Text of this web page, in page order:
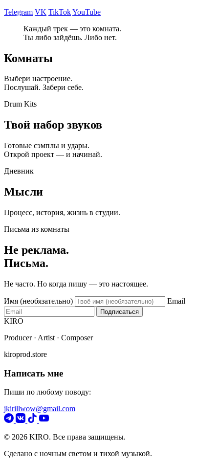
Telegram VK TikTokYouTube
Каждый трек — это комната.
Ты либо зайдёшь. Либо нет.
Комнаты
Выбери настроение.
Послушай. Забери себе.
Drum Kits
Твой набор звуков
Готовые сэмплы и удары.
Открой проект — и начинай.
Дневник
Мысли
Процесс, история, жизнь в студии.
Письма из комнаты
Не реклама.
Письма.
Не часто. Но когда пишу — это настоящее.
Имя (необязательно) Email
Подписаться
KIRO
Producer · Artist · Composer
kiroprod.store
Написать мне
Пиши по любому поводу:
jkirillwow@gmail.com
© 2026 KIRO. Все права защищены.
Сделано с ночным светом и тихой музыкой.